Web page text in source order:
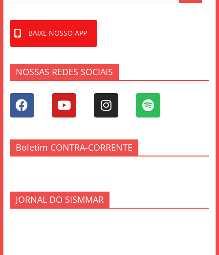
BAIXE NOSSO APP
NOSSAS REDES SOCIAIS
Boletim CONTRA-CORRENTE
JORNAL DO SISMMAR